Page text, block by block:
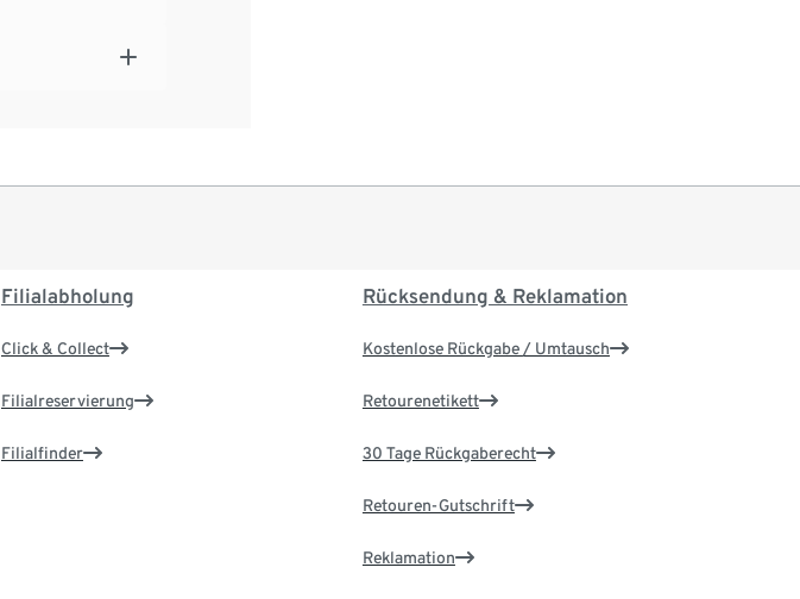
Filialabholung
Click & Collect
Filialreservierung
Filialfinder
Rücksendung & Reklamation
Kostenlose Rückgabe / Umtausch
Retourenetikett
30 Tage Rückgaberecht
Retouren-Gutschrift
Reklamation